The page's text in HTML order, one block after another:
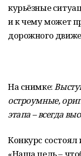
курьёзные
и к чему может
дорожного
На снимке:
остроумные,
этапа – всегда
Конкурс состоял